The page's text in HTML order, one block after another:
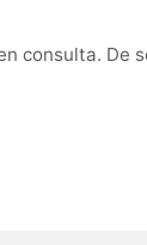
consulta. De